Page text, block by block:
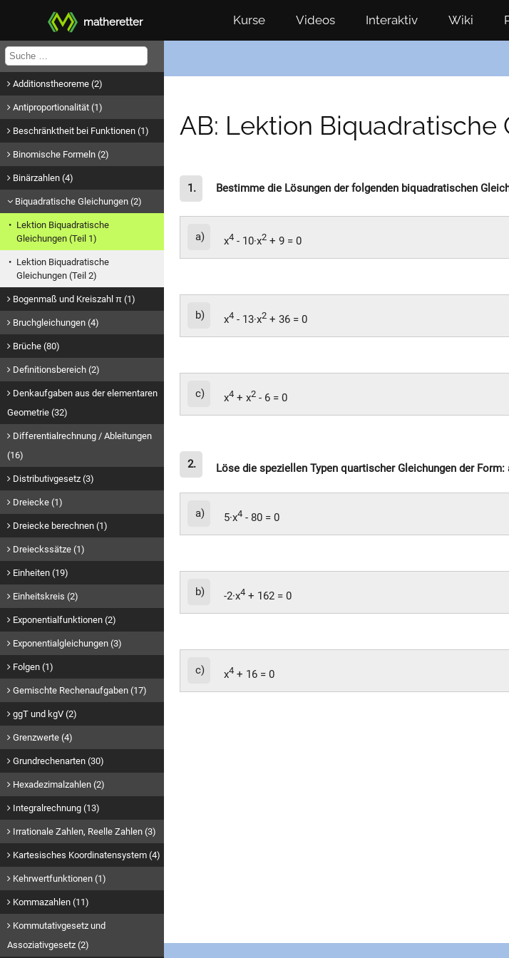
matheretter Kurse Videos Interaktiv Wiki
AB: Lektion Biquadratische
1. Bestimme die Lösungen der folgenden biquadratischen
a) x4 - 10·x2 + 9 = 0
b) x4 - 13·x2 + 36 = 0
c) x4 + x2 - 6 = 0
2. Löse die speziellen Typen quartischer Gleichungen der Form:
a) 5·x4 - 80 = 0
b) -2·x4 + 162 = 0
c) x4 + 16 = 0
Additionstheoreme (2)
Antiproportionalität (1)
Beschränktheit bei Funktionen (1)
Binomische Formeln (2)
Binärzahlen (4)
Biquadratische Gleichungen (2)
Lektion Biquadratische
Gleichungen (Teil 1)
Lektion Biquadratische
Gleichungen (Teil 2)
Bogenmaß und Kreiszahl π (1)
Bruchgleichungen (4)
Brüche (80)
Definitionsbereich (2)
Denkaufgaben aus der elementaren
Geometrie (32)
Differentialrechnung / Ableitungen
(16)
Distributivgesetz (3)
Dreiecke (1)
Dreiecke berechnen (1)
Dreieckssätze (1)
Einheiten (19)
Einheitskreis (2)
Exponentialfunktionen (2)
Exponentialgleichungen (3)
Folgen (1)
Gemischte Rechenaufgaben (17)
ggT und kgV (2)
Grenzwerte (4)
Grundrechenarten (30)
Hexadezimalzahlen (2)
Integralrechnung (13)
Irrationale Zahlen, Reelle Zahlen (3)
Kartesisches Koordinatensystem (4)
Kehrwertfunktionen (1)
Kommazahlen (11)
Kommutativgesetz und
Assoziativgesetz (2)